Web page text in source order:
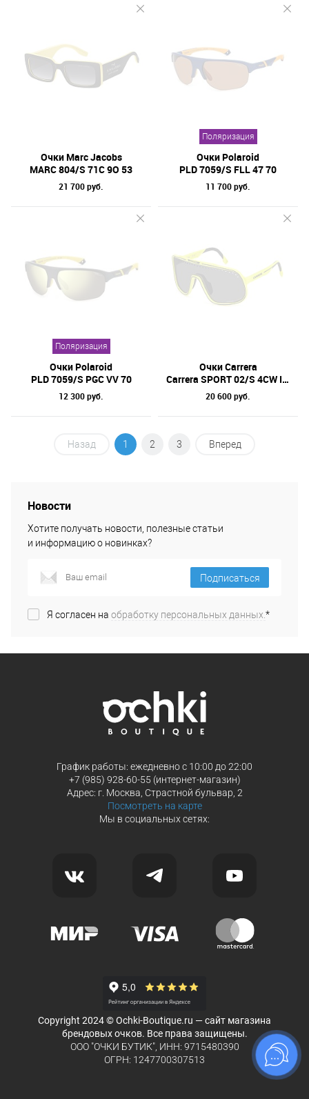
Очки Marc Jacobs
MARC 804/S 71C 9O 53
21 700 руб.
Поляризация
Очки Polaroid
PLD 7059/S FLL 47 70
11 700 руб.
Поляризация
Очки Polaroid
PLD 7059/S PGC VV 70
12 300 руб.
Очки Carrera
Carrera SPORT 02/S 4CW IR 99
20 600 руб.
Назад 1 2 3 Вперед
Новости
Хотите получать новости, полезные статьи
и информацию о новинках?
Подписаться
Я согласен на обработку персональных данных.*
График работы: ежедневно с 10:00 до 22:00
+7 (985) 928-60-55 (интернет-магазин)
Адрес: г. Москва, Страстной бульвар, 2
Посмотреть на карте
Мы в социальных сетях:
Copyright 2024 © Ochki-Boutique.ru — сайт магазина
брендовых очков. Все права защищены.
ООО "ОЧКИ БУТИК", ИНН: 9715480390
ОГРН: 1247700307513